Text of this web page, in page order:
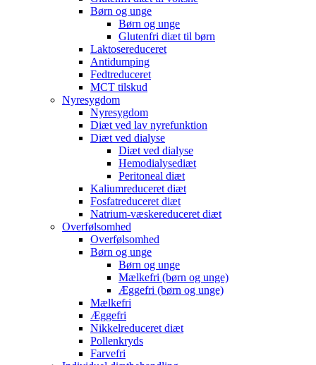
Børn og unge
Børn og unge
Glutenfri diæt til børn
Laktosereduceret
Antidumping
Fedtreduceret
MCT tilskud
Nyresygdom
Nyresygdom
Diæt ved lav nyrefunktion
Diæt ved dialyse
Diæt ved dialyse
Hemodialysediæt
Peritoneal diæt
Kaliumreduceret diæt
Fosfatreduceret diæt
Natrium-væskereduceret diæt
Overfølsomhed
Overfølsomhed
Børn og unge
Børn og unge
Mælkefri (børn og unge)
Æggefri (børn og unge)
Mælkefri
Æggefri
Nikkelreduceret diæt
Pollenkryds
Farvefri